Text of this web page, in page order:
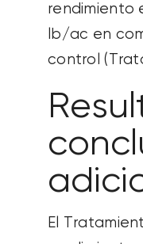
rendimiento
lb/ac en
control
El